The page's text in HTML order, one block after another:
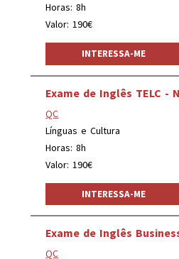
Horas: 8h
Valor: 190€
INTERESSA-ME
Exame de Inglês TELC -
QC
Línguas e Cultura
Horas: 8h
Valor: 190€
INTERESSA-ME
Exame de Inglês
QC